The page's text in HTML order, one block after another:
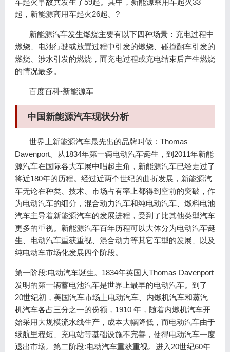
车起火事故共发生了59起。其中，新能源乘用车起火33
起，新能源商用车起火26起。?
新能源汽车发生燃烧主要有以下四种场景：充电过程中
燃烧、电池行驶或放置过程中引发的燃烧、碰撞翻车引发的
燃烧、涉水引发的燃烧，而充电过程或充电结束后产生燃烧
的情况最多。
百度百科-新能源车
中国新能源汽车现状分析
世界上新能源汽车最先出的品牌叫做：Thomas
Davenport。从1834年第一辆电动汽车诞生，到2011年新能
源汽车在国际各大车展中唱起主角，新能源汽车已经走过了
将近180年的历程。经过近两个世纪的曲折发展，新能源汽
车无论在种类、技术、市场占有率上都得到空前的突破，作
为电动汽车的细分，混合动力汽车和纯电动汽车、燃料电池
汽车主导着新能源汽车的发展进程，受到了比其他类型汽车
更多的重视。新能源汽车百年历程可以大体分为电动汽车诞
生、电动汽车重获重视、混合动力等其它车型的发展、以及
纯电动车市场化发展四个阶段。
第一阶段:电动汽车诞生。1834年英国人Thomas Davenport
发明的第一辆蓄电池汽车是世界上最早的电动汽车。到了
20世纪初，美国汽车市场上电动汽车、内燃机汽车和蒸汽
机汽车各占三分之一的份额，1910 年，随着内燃机汽车开
始采用大规模流水线生产，成本大幅降低，而电动汽车由于
续航里程短、充电站等基础设施不完善，使得电动汽车一度
退出市场。第二阶段:电动汽车重获重视。进入20世纪60年